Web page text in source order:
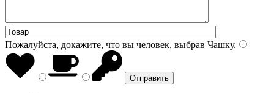
Пожалуйста, докажите, что вы человек, выбрав Чашку.